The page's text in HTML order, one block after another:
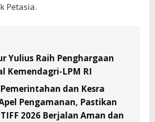
Petasia.
Yulius Raih Penghargaan
Kemendagri-LPM RI
dan Kesra
Pengamanan, Pastikan
2026 Berjalan Aman dan